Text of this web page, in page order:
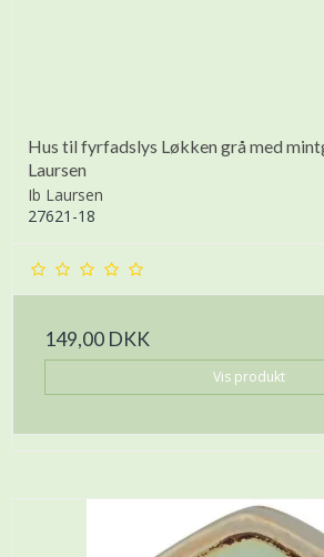
Hus til fyrfadslys Løkken grå med
Laursen
Ib Laursen
27621-18
149,00 DKK
Vis produkt